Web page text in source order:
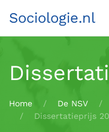
Terug naar
Sociologie.nl
Home De NSV
Dissertatieprijs